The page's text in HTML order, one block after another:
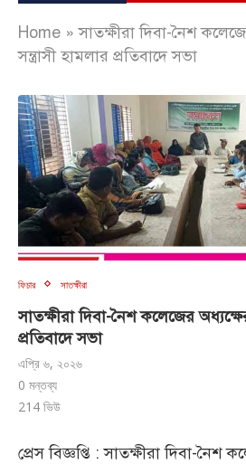
Home »সাতক্ষীরা দিবা-নৈশ
সন্ত্রাসী হামলার প্রতিবাদে সভা
ফিচার সাতক্ষীরা
সাতক্ষীরা দিবা-নৈশ কলেজের
প্রতিবাদে সভা
এপ্রি ৬, ২০২৬
0 মন্তব্য
214 ভিউ
প্রেস বিজ্ঞপ্তি : সাতক্ষীরা দিবা-